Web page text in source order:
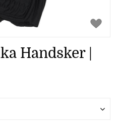
Handsker |